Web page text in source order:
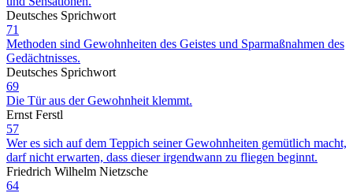
Deutsches Sprichwort
71
Methoden sind Gewohnheiten des Geistes und Sparmaßnahmen des
Gedächtnisses.
Deutsches Sprichwort
69
Die Tür aus der Gewohnheit klemmt.
Ernst Ferstl
57
Wer es sich auf dem Teppich seiner Gewohnheiten gemütlich macht,
darf nicht erwarten, dass dieser irgendwann zu fliegen beginnt.
Friedrich Wilhelm Nietzsche
64